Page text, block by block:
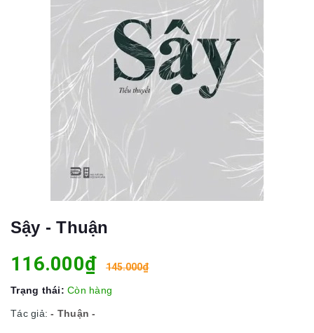
Sậy - Thuận
116.000₫ 145.000₫
Trạng thái: Còn hàng
Tác giả:- Thuận -